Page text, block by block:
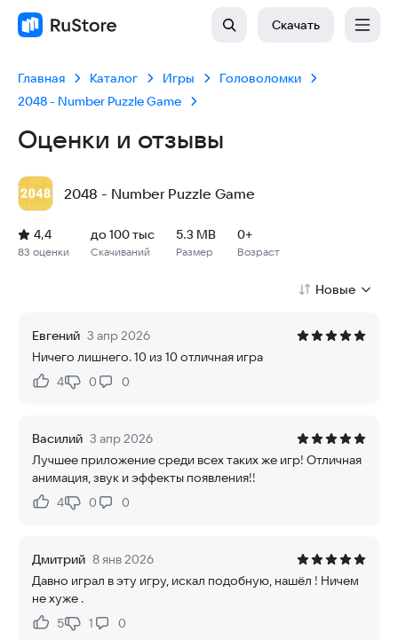
Скачать
Главная Каталог Игры
Головоломки
2048 - Number Puzzle Game
Оценки и отзывы
2048 - Number Puzzle Game
Рейтинг: 4,4, 83 оценки
Скачиваний: до 100 тыс
Размер файла: 5.3 MB
Возрастное ограничение: 5.3 MB
83 оценки
4,4
Скачиваний
до 100 тыс
Размер
5.3 MB
Возраст
0+
Новые
Евгений 3 апр 2026
Ничего лишнего. 10 из 10 отличная игра
Нравится:
4Не нравится:
0 0
Василий 3 апр 2026
Лучшее приложение среди всех таких же игр! Отличная
анимация, звук и эффекты появления!!
Нравится:
4Не нравится:
0 0
Дмитрий 8 янв 2026
Давно играл в эту игру, искал подобную, нашёл ! Ничем
не хуже .
Нравится:
5Не нравится:
1 0